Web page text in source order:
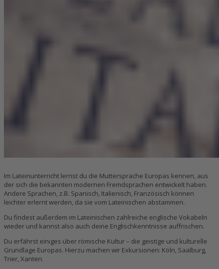
Im Lateinunterricht lernst du die Muttersprache Europas kennen, aus
der sich die bekannten modernen Fremdsprachen entwickelt haben.
Andere Sprachen, z.B. Spanisch, Italienisch, Französisch können
leichter erlernt werden, da sie vom Lateinischen abstammen.
Du findest außerdem im Lateinischen zahlreiche englische Vokabeln
wieder und kannst also auch deine Englischkenntnisse auffrischen.
Du erfährst einiges über römische Kultur – die geistige und kulturelle
Grundlage Europas. Hierzu machen wir Exkursionen: Köln, Saalburg,
Trier, Xanten.